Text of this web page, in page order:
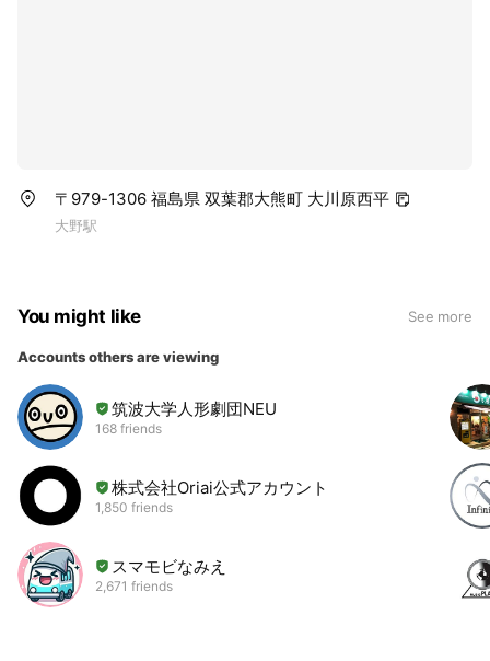
〒979-1306 福島県 双葉郡大熊町 大川原西平
大野駅
You might like See more
Accounts others are viewing
筑波大学人形劇団NEU
168 friends
株式会社Oriai公式アカウント
1,850 friends
スマモビなみえ
2,671 friends